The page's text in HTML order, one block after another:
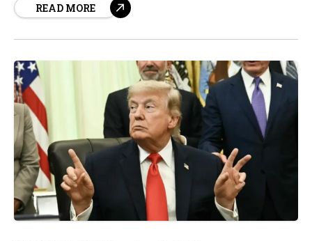
cumbre, ya que los líderes del G7 están ansiosos por
READ MORE